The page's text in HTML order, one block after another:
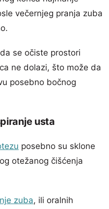
večernjeg pranja zuba
se očiste prostori
ne dolazi, što može da
posebno bočnog
usta
posebno su sklone
otežanog čišćenja
zuba, ili oralnih